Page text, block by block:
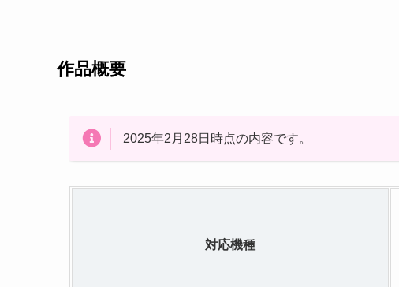
作品概要
2025年2月28日時点の内容です。
対応機種